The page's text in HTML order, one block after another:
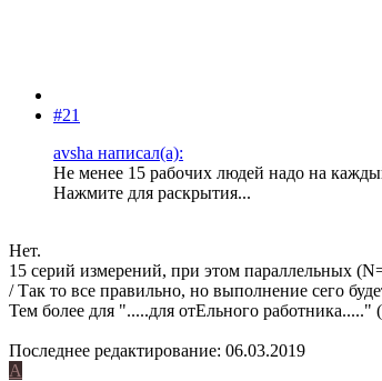
#21
avsha написал(а):
Не менее 15 рабочих людей надо на
Нажмите для раскрытия...
Нет.
15 серий измерений, при этом параллельных
/ Так то все правильно, но выполнение сего
Тем более для ".....для отЕльного
Последнее редактирование: 06.03.2019
A